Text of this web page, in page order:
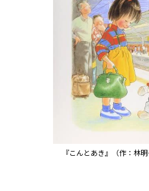
『こんとあき』（作：林